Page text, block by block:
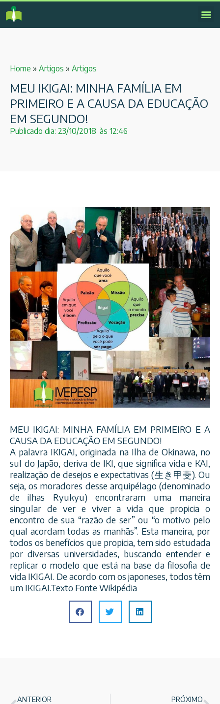
Home » Artigos » Artigos
MEU IKIGAI: MINHA FAMÍLIA EM
PRIMEIRO E A CAUSA DA EDUCAÇÃO
EM SEGUNDO!
Publicado dia: 23/10/2018 às 12:46
MEU IKIGAI: MINHA FAMÍLIA EM PRIMEIRO E A
CAUSA DA EDUCAÇÃO EM SEGUNDO!
A palavra IKIGAI, originada na Ilha de Okinawa, no
sul do Japão, deriva de IKI, que significa vida e KAI,
realização de desejos e expectativas (生き甲斐). Ou
seja, os moradores desse arquipélago (denominado
de ilhas Ryukyu) encontraram uma maneira
singular de ver e viver a vida que propicia o
encontro de sua “razão de ser” ou “o motivo pelo
qual acordam todas as manhãs”. Esta maneira, por
todos os benefícios que propicia, tem sido estudada
por diversas universidades, buscando entender e
replicar o modelo que está na base da filosofia de
vida IKIGAI. De acordo com os japoneses, todos têm
um IKIGAI.Texto Fonte Wikipédia
ANTERIOR PRÓXIMO